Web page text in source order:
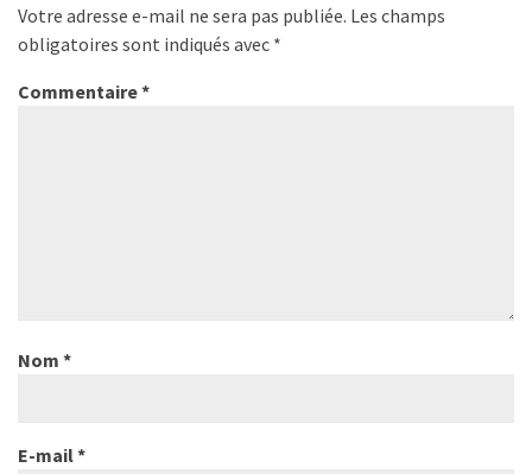
Votre adresse e-mail ne sera pas publiée. Les champs
obligatoires sont indiqués avec *
Commentaire*
Nom *
E-mail*